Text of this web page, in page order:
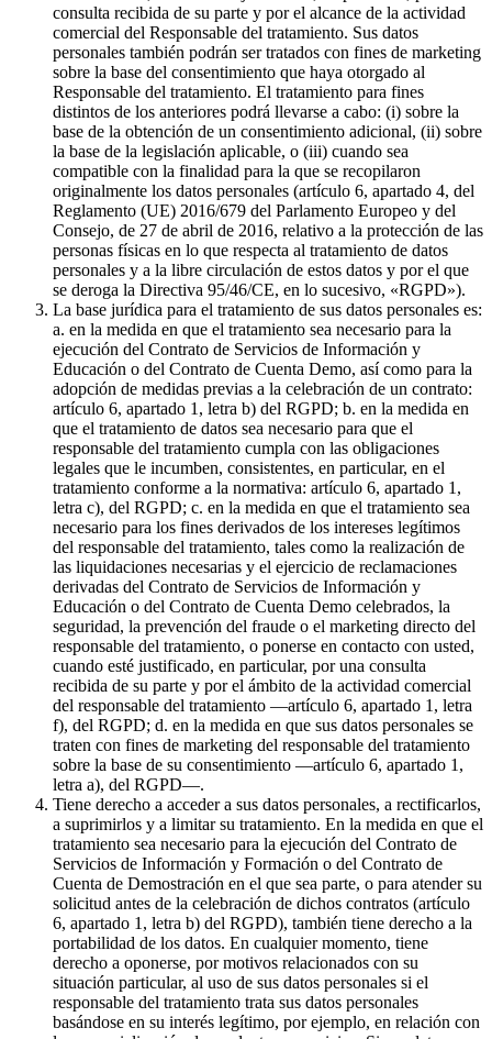
consulta recibida de su parte y por el alcance de la actividad
comercial del Responsable del tratamiento. Sus datos
personales también podrán ser tratados con fines de marketing
sobre la base del consentimiento que haya otorgado al
Responsable del tratamiento. El tratamiento para fines
distintos de los anteriores podrá llevarse a cabo: (i) sobre la
base de la obtención de un consentimiento adicional, (ii) sobre
la base de la legislación aplicable, o (iii) cuando sea
compatible con la finalidad para la que se recopilaron
originalmente los datos personales (artículo 6, apartado 4, del
Reglamento (UE) 2016/679 del Parlamento Europeo y del
Consejo, de 27 de abril de 2016, relativo a la protección de las
personas físicas en lo que respecta al tratamiento de datos
personales y a la libre circulación de estos datos y por el que
se deroga la Directiva 95/46/CE, en lo sucesivo, «RGPD»).
La base jurídica para el tratamiento de sus datos personales es:
a. en la medida en que el tratamiento sea necesario para la
ejecución del Contrato de Servicios de Información y
Educación o del Contrato de Cuenta Demo, así como para la
adopción de medidas previas a la celebración de un contrato:
artículo 6, apartado 1, letra b) del RGPD; b. en la medida en
que el tratamiento de datos sea necesario para que el
responsable del tratamiento cumpla con las obligaciones
legales que le incumben, consistentes, en particular, en el
tratamiento conforme a la normativa: artículo 6, apartado 1,
letra c), del RGPD; c. en la medida en que el tratamiento sea
necesario para los fines derivados de los intereses legítimos
del responsable del tratamiento, tales como la realización de
las liquidaciones necesarias y el ejercicio de reclamaciones
derivadas del Contrato de Servicios de Información y
Educación o del Contrato de Cuenta Demo celebrados, la
seguridad, la prevención del fraude o el marketing directo del
responsable del tratamiento, o ponerse en contacto con usted,
cuando esté justificado, en particular, por una consulta
recibida de su parte y por el ámbito de la actividad comercial
del responsable del tratamiento —artículo 6, apartado 1, letra
f), del RGPD; d. en la medida en que sus datos personales se
traten con fines de marketing del responsable del tratamiento
sobre la base de su consentimiento —artículo 6, apartado 1,
letra a), del RGPD—.
Tiene derecho a acceder a sus datos personales, a rectificarlos,
a suprimirlos y a limitar su tratamiento. En la medida en que el
tratamiento sea necesario para la ejecución del Contrato de
Servicios de Información y Formación o del Contrato de
Cuenta de Demostración en el que sea parte, o para atender su
solicitud antes de la celebración de dichos contratos (artículo
6, apartado 1, letra b) del RGPD), también tiene derecho a la
portabilidad de los datos. En cualquier momento, tiene
derecho a oponerse, por motivos relacionados con su
situación particular, al uso de sus datos personales si el
responsable del tratamiento trata sus datos personales
basándose en su interés legítimo, por ejemplo, en relación con